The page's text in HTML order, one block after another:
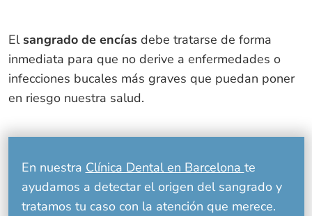
El sangrado de encíasdebe tratarse de forma
inmediata para que no derive a enfermedades o
infecciones bucales más graves que puedan poner
en riesgo nuestra salud.
En nuestra Clínica Dental en Barcelona te
ayudamos a detectar el origen del sangrado y
tratamos tu caso con la atención que merece.